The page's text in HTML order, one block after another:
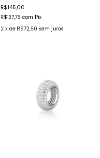
R$145,00
R$137,75 com Pix
2 x de R$72,50 sem juros